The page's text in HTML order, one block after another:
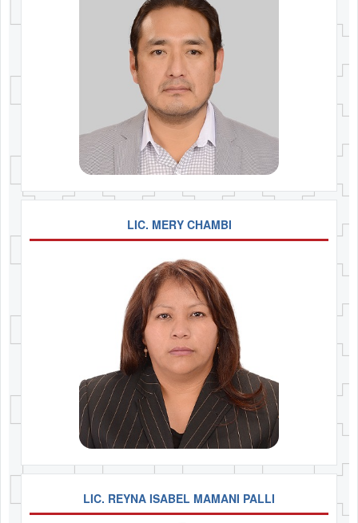
LIC. MERY CHAMBI
LIC. REYNA ISABEL MAMANI PALLI